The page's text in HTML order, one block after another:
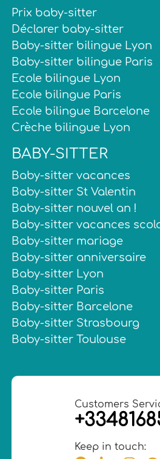
Prix baby-sitter
Déclarer baby-sitter
Baby-sitter bilingue Lyon
Baby-sitter bilingue Paris
Ecole bilingue Lyon
Ecole bilingue Paris
Ecole bilingue Barcelone
Crèche bilingue Lyon
BABY-SITTER
Baby-sitter vacances
Baby-sitter St Valentin
Baby-sitter nouvel an !
Baby-sitter vacances
Baby-sitter mariage
Baby-sitter anniversaire
Baby-sitter Lyon
Baby-sitter Paris
Baby-sitter Barcelone
Baby-sitter Strasbourg
Baby-sitter Toulouse
Customers
Keep in touch: